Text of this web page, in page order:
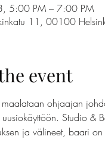
5:00 PM – 7:00 PM
11, 00100
event
maalataan ohjaajan
Studio &
ja välineet, baari